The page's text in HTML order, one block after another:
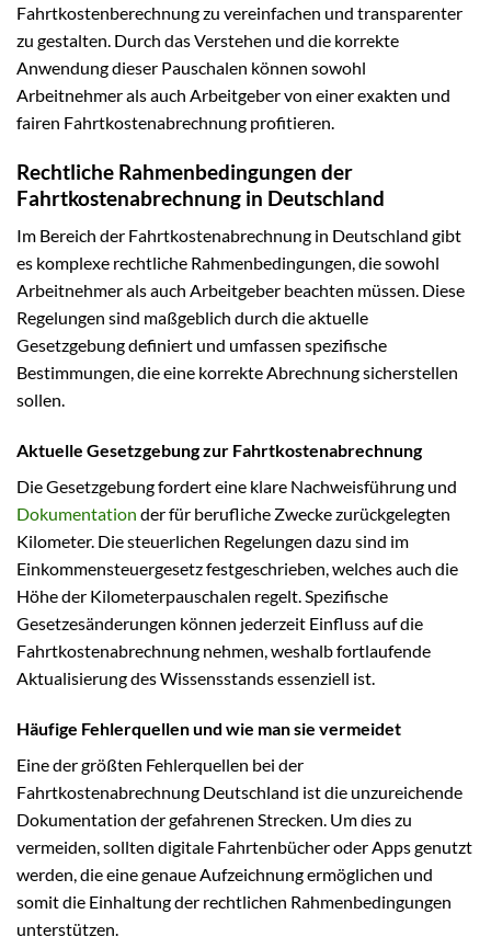
Fahrtkostenberechnung zu vereinfachen und transparenter
zu gestalten. Durch das Verstehen und die korrekte
Anwendung dieser Pauschalen können sowohl
Arbeitnehmer als auch Arbeitgeber von einer exakten und
fairen Fahrtkostenabrechnung profitieren.
Rechtliche Rahmenbedingungen der
Fahrtkostenabrechnung in Deutschland
Im Bereich der Fahrtkostenabrechnung in Deutschland gibt
es komplexe rechtliche Rahmenbedingungen, die sowohl
Arbeitnehmer als auch Arbeitgeber beachten müssen. Diese
Regelungen sind maßgeblich durch die aktuelle
Gesetzgebung definiert und umfassen spezifische
Bestimmungen, die eine korrekte Abrechnung sicherstellen
sollen.
Aktuelle Gesetzgebung zur Fahrtkostenabrechnung
Die Gesetzgebung fordert eine klare Nachweisführung und
Dokumentation der für berufliche Zwecke zurückgelegten
Kilometer. Die steuerlichen Regelungen dazu sind im
Einkommensteuergesetz festgeschrieben, welches auch die
Höhe der Kilometerpauschalen regelt. Spezifische
Gesetzesänderungen können jederzeit Einfluss auf die
Fahrtkostenabrechnung nehmen, weshalb fortlaufende
Aktualisierung des Wissensstands essenziell ist.
Häufige Fehlerquellen und wie man sie vermeidet
Eine der größten Fehlerquellen bei der
Fahrtkostenabrechnung Deutschland ist die unzureichende
Dokumentation der gefahrenen Strecken. Um dies zu
vermeiden, sollten digitale Fahrtenbücher oder Apps genutzt
werden, die eine genaue Aufzeichnung ermöglichen und
somit die Einhaltung der rechtlichen Rahmenbedingungen
unterstützen.